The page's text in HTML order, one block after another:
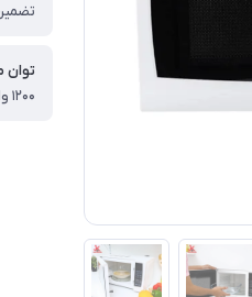
توان
۱۲۰۰ وات